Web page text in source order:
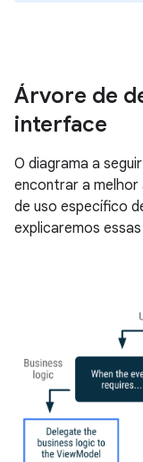
Árvore de
interface
O diagrama a
encontrar a melhor
de uso específico
explicaremos